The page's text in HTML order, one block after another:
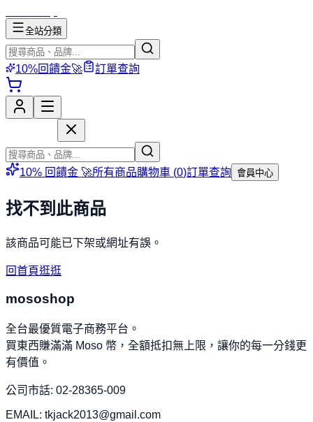
全站分類
10%回饋金🚀 訂單查詢
10% 回饋金 🚀所有商品購物車 (0)訂單查詢 會員中心
找不到此商品
該商品可能已下架或網址有誤。
回首頁逛逛
mososhop
全台最優質電子商務平台。
買東西賺滿滿 Moso 幣，全額抵扣無上限，讓你的每一分錢更
有價值。
公司市話: 02-28365-009
EMAIL: tkjack2013@gmail.com